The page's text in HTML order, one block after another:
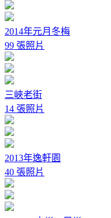
2014年元月冬梅
99 張照片
三峽老街
14 張照片
2013年逸軒園
40 張照片